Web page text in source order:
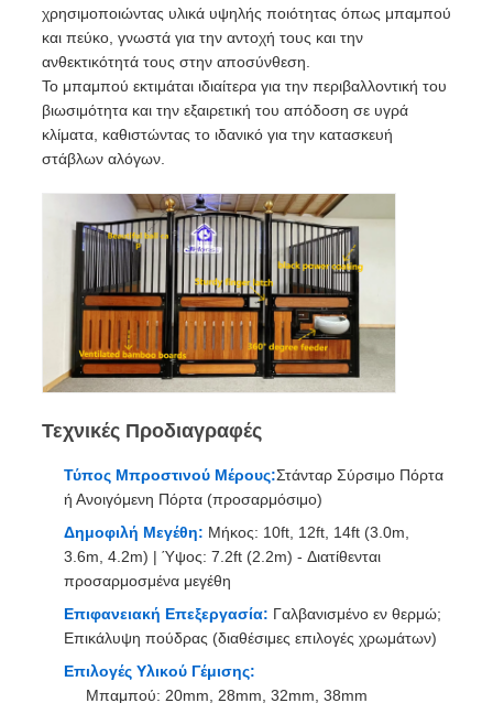
χρησιμοποιώντας υλικά υψηλής ποιότητας όπως μπαμπού
και πεύκο, γνωστά για την αντοχή τους και την
ανθεκτικότητά τους στην αποσύνθεση.
Το μπαμπού εκτιμάται ιδιαίτερα για την περιβαλλοντική του
βιωσιμότητα και την εξαιρετική του απόδοση σε υγρά
κλίματα, καθιστώντας το ιδανικό για την κατασκευή
στάβλων αλόγων.
Τεχνικές Προδιαγραφές
Τύπος Μπροστινού Μέρους:Στάνταρ Σύρσιμο Πόρτα
ή Ανοιγόμενη Πόρτα (προσαρμόσιμο)
Δημοφιλή Μεγέθη: Μήκος: 10ft, 12ft, 14ft (3.0m,
3.6m, 4.2m) | Ύψος: 7.2ft (2.2m) - Διατίθενται
προσαρμοσμένα μεγέθη
Επιφανειακή Επεξεργασία: Γαλβανισμένο εν θερμώ;
Επικάλυψη πούδρας (διαθέσιμες επιλογές χρωμάτων)
Επιλογές Υλικού Γέμισης:
Μπαμπού: 20mm, 28mm, 32mm, 38mm